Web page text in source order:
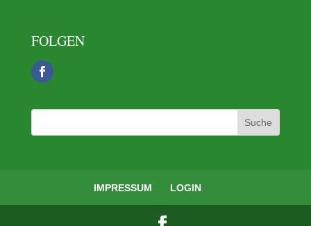
FOLGEN
IMPRESSUM LOGIN